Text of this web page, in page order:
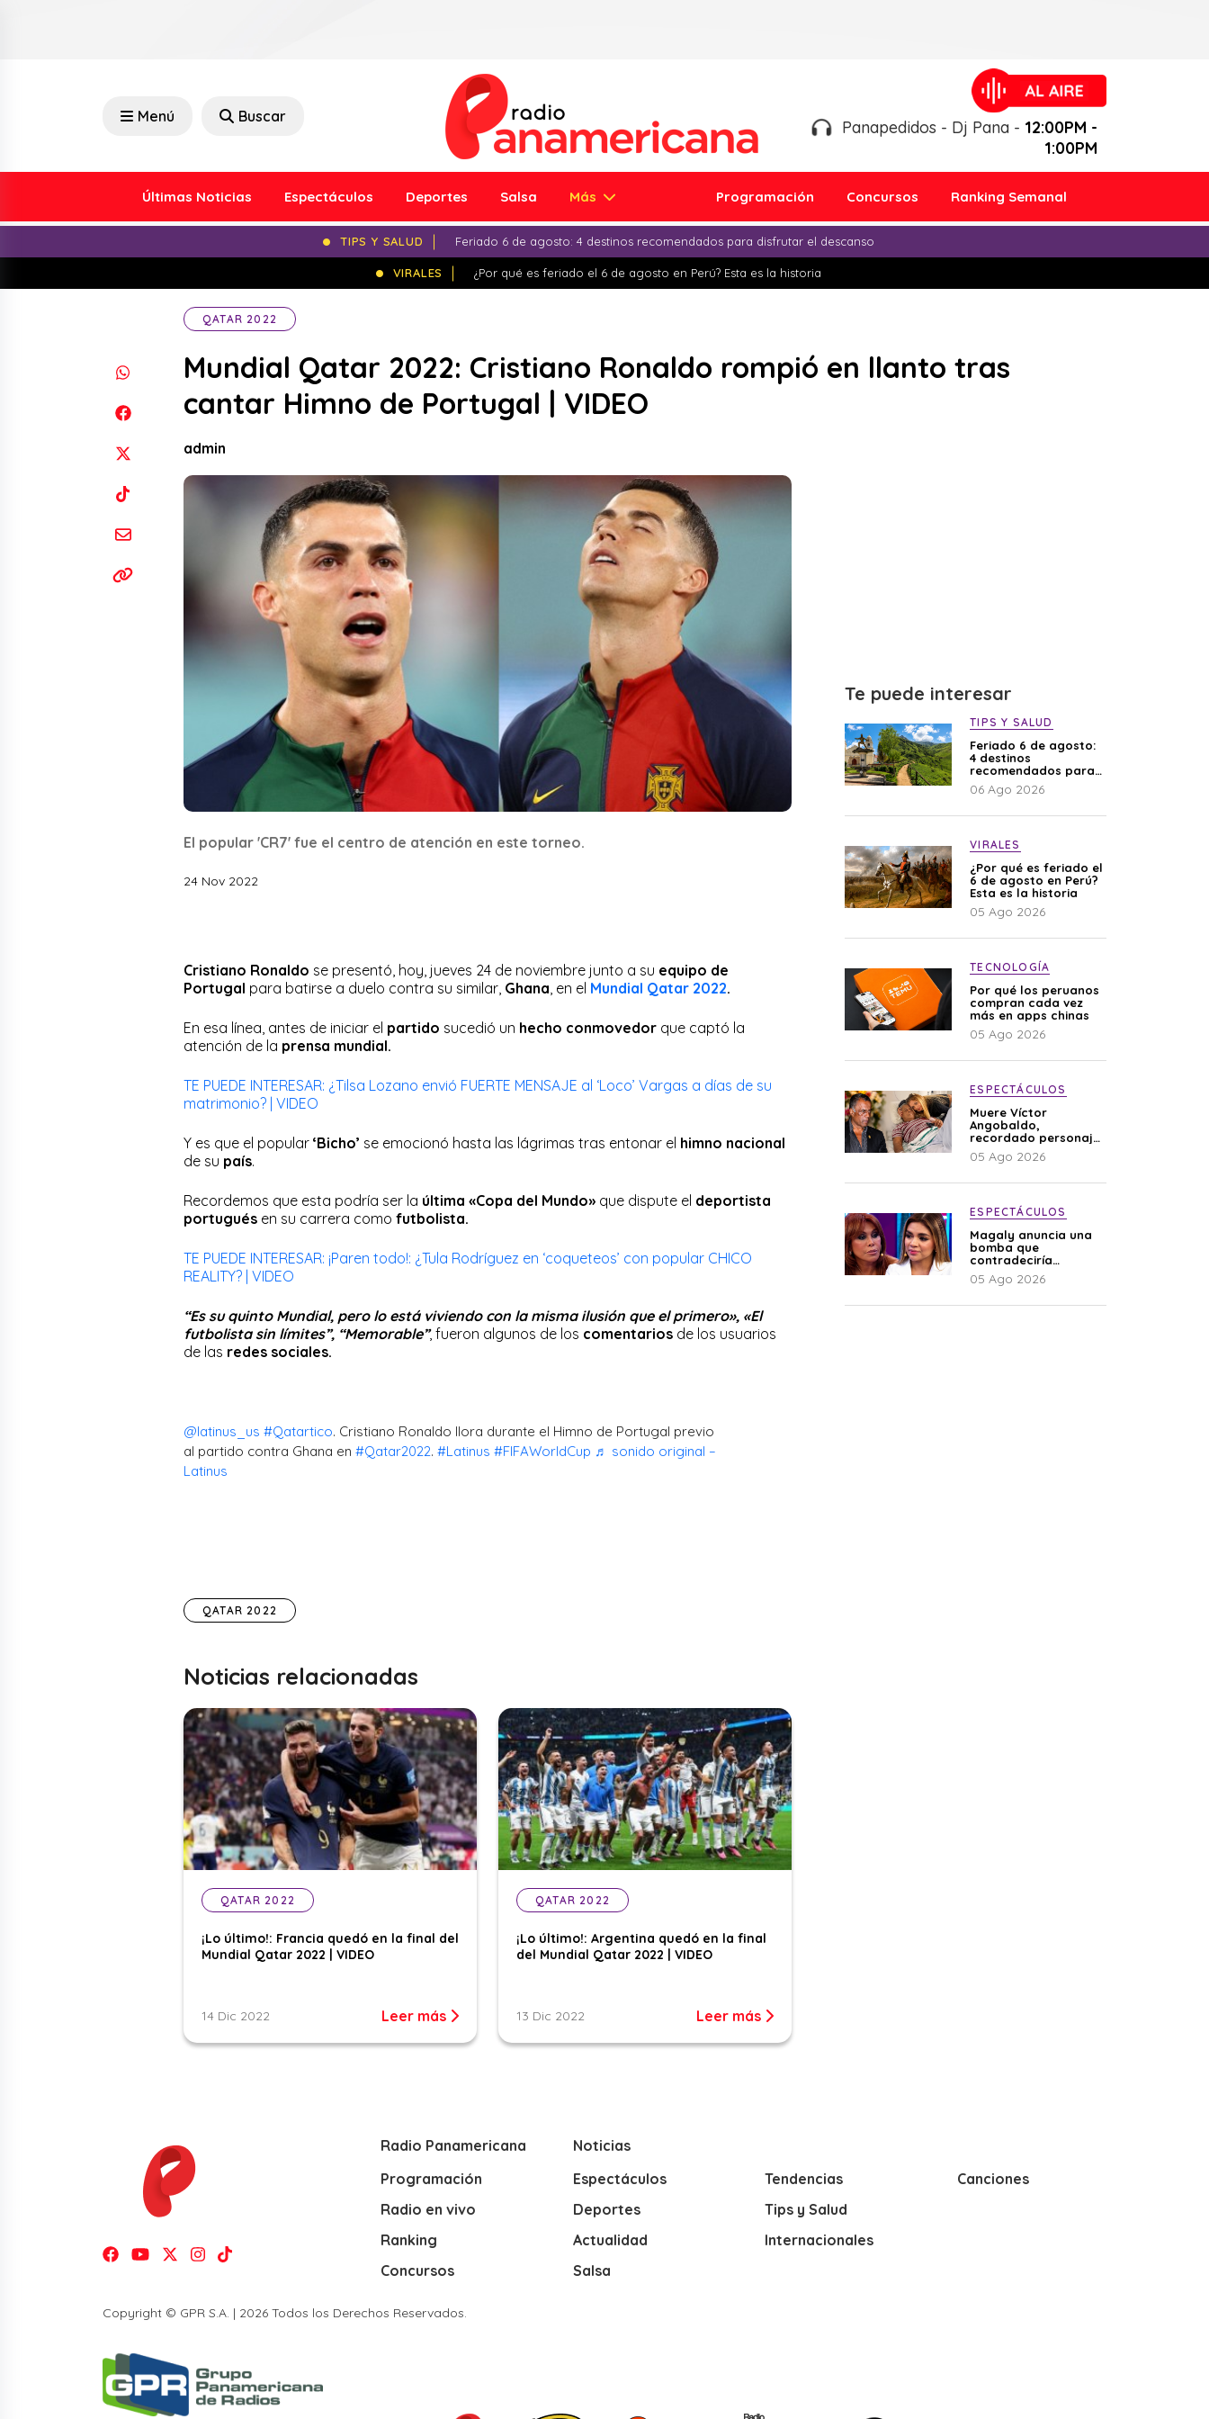
Menú Buscar
Panapedidos - Dj Pana - 12:00PM -
1:00PM
Últimas Noticias Espectáculos Deportes Salsa Más Programación Concursos Ranking Semanal
TIPS Y SALUD Feriado 6 de agosto: 4 destinos recomendados para disfrutar el descanso
VIRALES ¿Por qué es feriado el 6 de agosto en Perú? Esta es la historia
QATAR 2022
Mundial Qatar 2022: Cristiano Ronaldo rompió en llanto tras
cantar Himno de Portugal | VIDEO
admin
El popular 'CR7' fue el centro de atención en este torneo.
24 Nov 2022
Cristiano Ronaldo se presentó, hoy, jueves 24 de noviembre junto a su equipo de
Portugal para batirse a duelo contra su similar, Ghana , en el Mundial Qatar 2022.
En esa línea, antes de iniciar el partido sucedió un hecho conmovedor que captó la
atención de la prensa mundial.
TE PUEDE INTERESAR: ¿Tilsa Lozano envió FUERTE MENSAJE al ‘Loco’ Vargas a días de su
matrimonio? | VIDEO
Y es que el popular ‘Bicho’ se emocionó hasta las lágrimas tras entonar el himno nacional
de su país.
Recordemos que esta podría ser la última «Copa del Mundo» que dispute el deportista
portugués en su carrera como futbolista.
TE PUEDE INTERESAR: ¡Paren todo!: ¿Tula Rodríguez en ‘coqueteos’ con popular CHICO
REALITY? | VIDEO
“Es su quinto Mundial, pero lo está viviendo con la misma ilusión que el primero», «El
futbolista sin límites”, “Memorable”, fueron algunos de los comentarios de los usuarios
de las redes sociales.
@latinus_us #Qatartico. Cristiano Ronaldo llora durante el Himno de Portugal previo
al partido contra Ghana en #Qatar2022. #Latinus #FIFAWorldCup ♬ sonido original –
Latinus
QATAR 2022
Noticias relacionadas
QATAR 2022
¡Lo último!: Francia quedó en la final del
Mundial Qatar 2022 | VIDEO
14 Dic 2022 Leer más
QATAR 2022
¡Lo último!: Argentina quedó en la final
del Mundial Qatar 2022 | VIDEO
13 Dic 2022 Leer más
Te puede interesar
TIPS Y SALUD
Feriado 6 de agosto:
4 destinos
recomendados para
disfrutar el descanso
06 Ago 2026
VIRALES
¿Por qué es feriado el
6 de agosto en Perú?
Esta es la historia
05 Ago 2026
TECNOLOGÍA
Por qué los peruanos
compran cada vez
más en apps chinas
05 Ago 2026
ESPECTÁCULOS
Muere Víctor
Angobaldo,
recordado personaje
de la farándula y
expareja de Shirley
05 Ago 2026
ESPECTÁCULOS
Magaly anuncia una
bomba que
contradeciría
comunicado de La
Bella Luz: “Hay un
05 Ago 2026
Radio Panamericana
Programación
Radio en vivo
Ranking
Concursos
Noticias
Espectáculos
Deportes
Actualidad
Salsa
Tendencias
Tips y Salud
Internacionales
Canciones
Copyright © GPR S.A. | 2026 Todos los Derechos Reservados.